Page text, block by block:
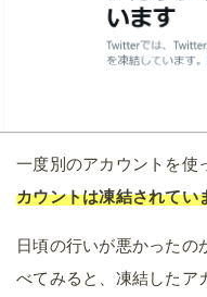
一度別のアカウントを使
カウントは凍結されてい
日頃の行いが悪かったの
べてみると、凍結したア